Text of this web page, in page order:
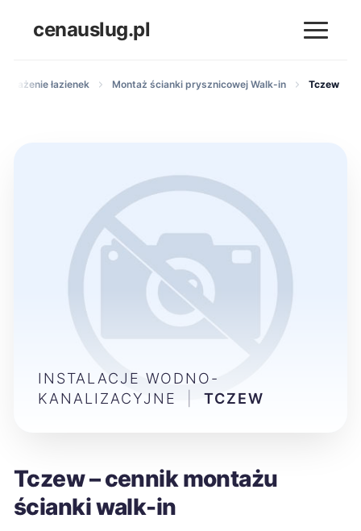
cenauslug.pl
łazienek Montaż ścianki prysznicowej Walk-in Tczew
Tczew – cennik montażu
ścianki walk-in
INSTALACJE WODNO-
KANALIZACYJNE
TCZEW